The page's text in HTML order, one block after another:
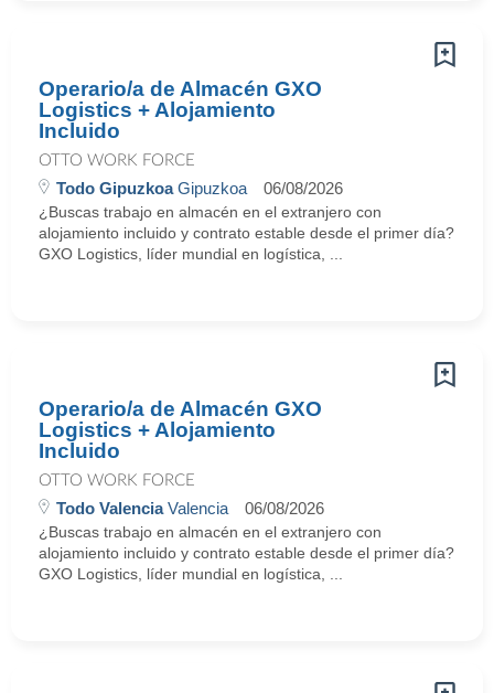
Operario/a de Almacén GXO
Logistics + Alojamiento
Incluido
OTTO WORK FORCE
Todo GipuzkoaGipuzkoa 06/08/2026
¿Buscas trabajo en almacén en el extranjero con
alojamiento incluido y contrato estable desde el primer día?
GXO Logistics, líder mundial en logística, ...
Operario/a de Almacén GXO
Logistics + Alojamiento
Incluido
OTTO WORK FORCE
Todo ValenciaValencia 06/08/2026
¿Buscas trabajo en almacén en el extranjero con
alojamiento incluido y contrato estable desde el primer día?
GXO Logistics, líder mundial en logística, ...